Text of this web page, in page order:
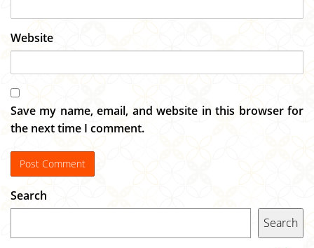
Website
Save my name, email, and website in this browser for
the next time I comment.
Search
Search